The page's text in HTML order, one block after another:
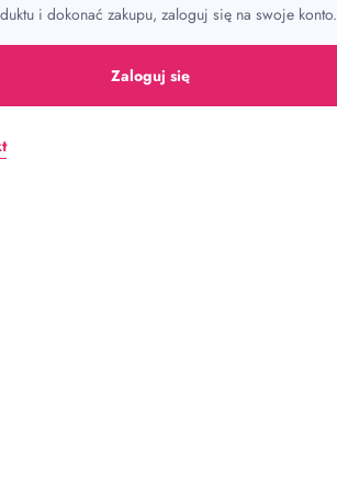
i dokonać zakupu, zaloguj się na swoje konto.
Zaloguj się